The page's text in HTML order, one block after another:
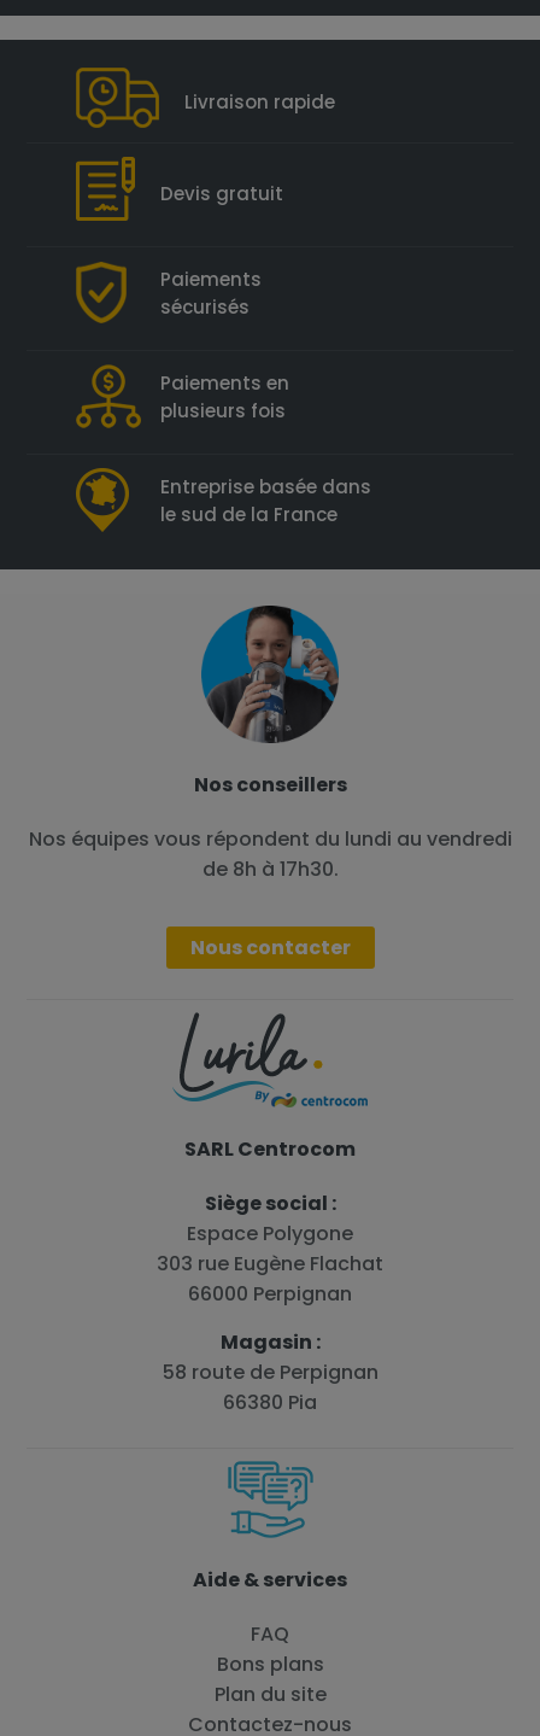
Livraison rapide
Devis gratuit
Paiements
sécurisés
Paiements en
plusieurs fois
Entreprise basée dans
le sud de la France
Nos conseillers
Nos équipes vous répondent du lundi au vendredi
de 8h à 17h30.
Nous contacter
SARL Centrocom
Siège social :
Espace Polygone
303 rue Eugène Flachat
66000 Perpignan
Magasin :
58 route de Perpignan
66380 Pia
Aide & services
FAQ
Bons plans
Plan du site
Contactez-nous